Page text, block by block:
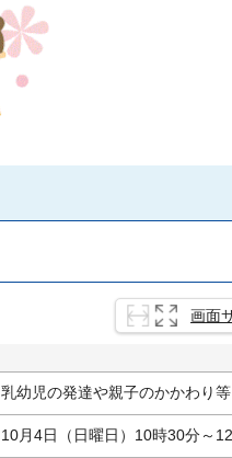
画面
乳幼児の発達や親子のかかわり
10月4日（日曜日）10時30分～